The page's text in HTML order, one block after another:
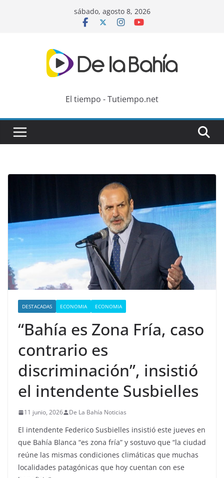
sábado, agosto 8, 2026
El tiempo - Tutiempo.net
DESTACADAS ECONOMIA ECONOMIA
“Bahía es Zona Fría, caso
contrario es
discriminación”, insistió
el intendente Susbielles
11 junio, 2026 De La Bahía Noticias
El intendente Federico Susbielles insistió este jueves en
que Bahía Blanca “es zona fría” y sostuvo que “la ciudad
reúne las mismas condiciones climáticas que muchas
localidades patagónicas que hoy cuentan con ese